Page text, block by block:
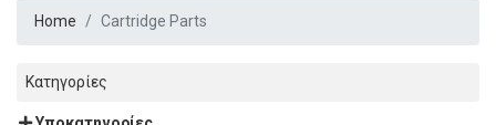
Home Cartridge Parts
Κατηγορίες